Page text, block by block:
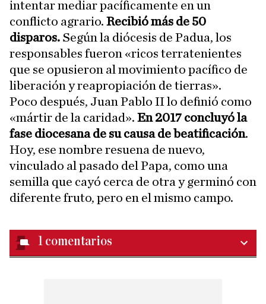
intentar mediar pacíficamente en un
conflicto agrario. Recibió más de 50
disparos. Según la diócesis de Padua, los
responsables fueron «ricos terratenientes
que se opusieron al movimiento pacífico de
liberación y reapropiación de tierras».
Poco después, Juan Pablo II lo definió como
«mártir de la caridad». En 2017 concluyó la
fase diocesana de su causa de beatificación.
Hoy, ese nombre resuena de nuevo,
vinculado al pasado del Papa, como una
semilla que cayó cerca de otra y germinó con
diferente fruto, pero en el mismo campo.
1 comentarios